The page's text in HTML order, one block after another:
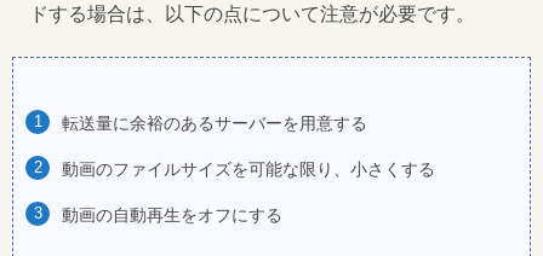
ドする場合は、以下の点について注意が必要です。
転送量に余裕のあるサーバーを用意する
動画のファイルサイズを可能な限り、小さくする
動画の自動再生をオフにする